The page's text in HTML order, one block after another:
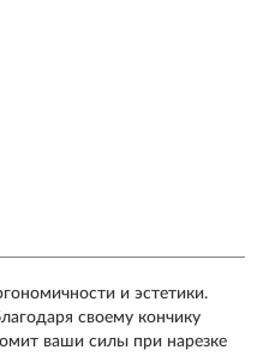
и эстетики.
своему кончику
ваши силы при нарезке